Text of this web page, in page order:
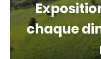
chaque